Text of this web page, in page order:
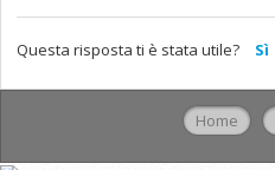
Questa risposta ti è stata utile? Sì
Home